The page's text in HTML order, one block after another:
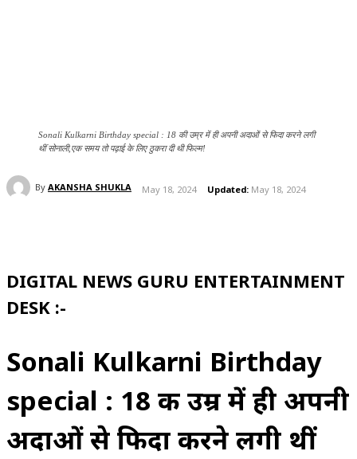
Sonali Kulkarni Birthday special : 18 की उम्र में ही अपनी अदाओं से फिदा करने लगी
थीं सोनाली,एक समय तो पढ़ाई के लिए ठुकरा दी थी फिल्म!
By AKANSHA SHUKLA May 18, 2024 Updated: May 18, 2024
DIGITAL NEWS GURU ENTERTAINMENT
DESK :-
Sonali Kulkarni Birthday
special : 18 की उम्र में ही अपनी
अदाओं से फिदा करने लगी थीं